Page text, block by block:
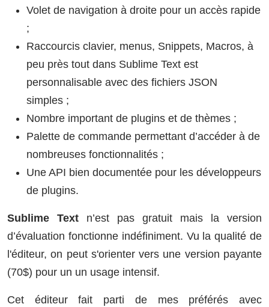
Volet de navigation à droite pour un accès rapide
;
Raccourcis clavier, menus, Snippets, Macros, à
peu près tout dans Sublime Text est
personnalisable avec des fichiers JSON
simples ;
Nombre important de plugins et de thèmes ;
Palette de commande permettant d’accéder à de
nombreuses fonctionnalités ;
Une API bien documentée pour les développeurs
de plugins.
Sublime Text n’est pas gratuit mais la version
d’évaluation fonctionne indéfiniment. Vu la qualité de
l'éditeur, on peut s'orienter vers une version payante
(70$) pour un un usage intensif.
Cet éditeur fait parti de mes préférés avec